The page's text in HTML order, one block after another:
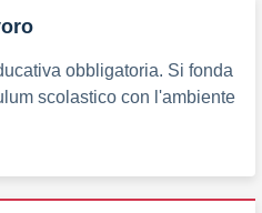
obbligatoria. Si fonda
scolastico con l'ambiente